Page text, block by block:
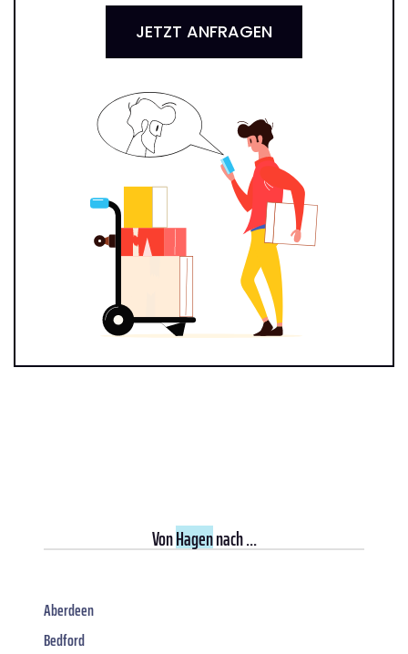
JETZT ANFRAGEN
VonHagennach ...
Aberdeen
Bedford